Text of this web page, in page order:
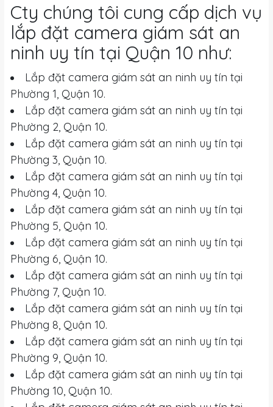
Cty chúng tôi cung cấp dịch vụ
lắp đặt camera giám sát an
ninh uy tín tại Quận 10 như:
Lắp đặt camera giám sát an ninh uy tín tại
Phường 1, Quận 10.
Lắp đặt camera giám sát an ninh uy tín tại
Phường 2, Quận 10.
Lắp đặt camera giám sát an ninh uy tín tại
Phường 3, Quận 10.
Lắp đặt camera giám sát an ninh uy tín tại
Phường 4, Quận 10.
Lắp đặt camera giám sát an ninh uy tín tại
Phường 5, Quận 10.
Lắp đặt camera giám sát an ninh uy tín tại
Phường 6, Quận 10.
Lắp đặt camera giám sát an ninh uy tín tại
Phường 7, Quận 10.
Lắp đặt camera giám sát an ninh uy tín tại
Phường 8, Quận 10.
Lắp đặt camera giám sát an ninh uy tín tại
Phường 9, Quận 10.
Lắp đặt camera giám sát an ninh uy tín tại
Phường 10, Quận 10.